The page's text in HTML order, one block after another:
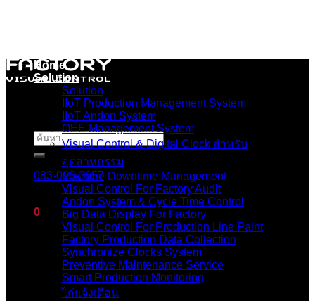
ค้นหา:
083-096-2657
0
ตะกร้าสินค้า
ไม่มีสินค้าในตะกร้า
Home
Solution
Solution
IIoT Production Management System
IIoT Andon System
OEE Management System
Visual Control & Digital Clock สำหรับ
อุตสาหกรรม
Machine Downtime Management
Visual Control For Factory Audit
Andon System & Cycle Time Control
Big Data Display For Factory
Visual Control For Production Line Paint
Factory Production Data Collection
Synchronize Clocks System
Preventive Maintenance Service
Smart Production Monitoring
ไก่แจ้งเตือน